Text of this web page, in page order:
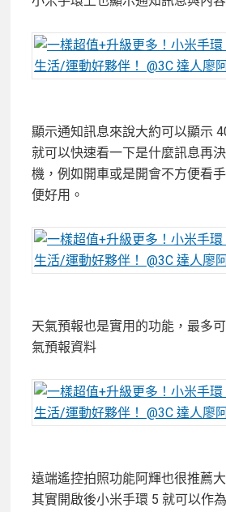
顯示通知訊息來說大約可以顯示
就可以快速看一下是什麼訊息再
機，例如開車或是開會不方便看
便好用。
天氣預報也是實用的功能，最多
氣預報資料
遠端遙控拍照功能阿輝也很推薦
其實開啟後小米手環 5 就可以作